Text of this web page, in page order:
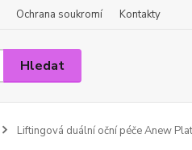
Ochrana soukromí Kontakty
Hledat
Liftingová duální oční péče Anew